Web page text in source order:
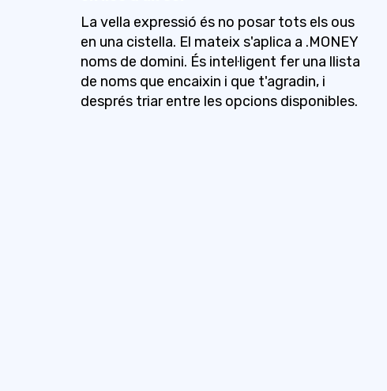
La vella expressió és no posar tots els ous
en una cistella. El mateix s'aplica a .MONEY
noms de domini. És intel·ligent fer una llista
de noms que encaixin i que t'agradin, i
després triar entre les opcions disponibles.